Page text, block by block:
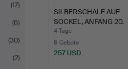
(17)
(6)
(30)
(2)
SILBERSCHALE AUF
SOCKEL, ANFANG 20.
JAHRHU…
4 Tage
8 Gebote
257 USD